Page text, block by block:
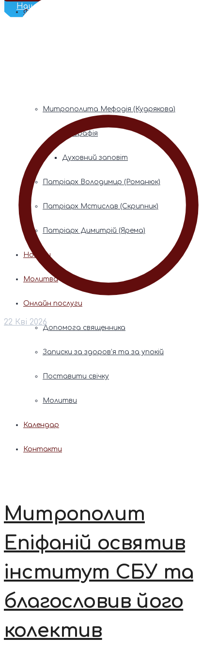
Наш Телеграм
Фонди пам’яті
Митрополита Мефодія (Кудрякова)
Біографія
Духовний заповіт
Патріарх Володимир (Романюк)
Патріарх Мстислав (Скрипник)
Патріарх Димитрій (Ярема)
Новини
Молитва
Онлайн послуги
Допомога священника
Записки за здоров’я та за упокій
Поставити свічку
Молитви
Календар
Контакти
22 Кві 2026
Митрополит
Епіфаній освятив
інститут СБУ та
благословив його
колектив